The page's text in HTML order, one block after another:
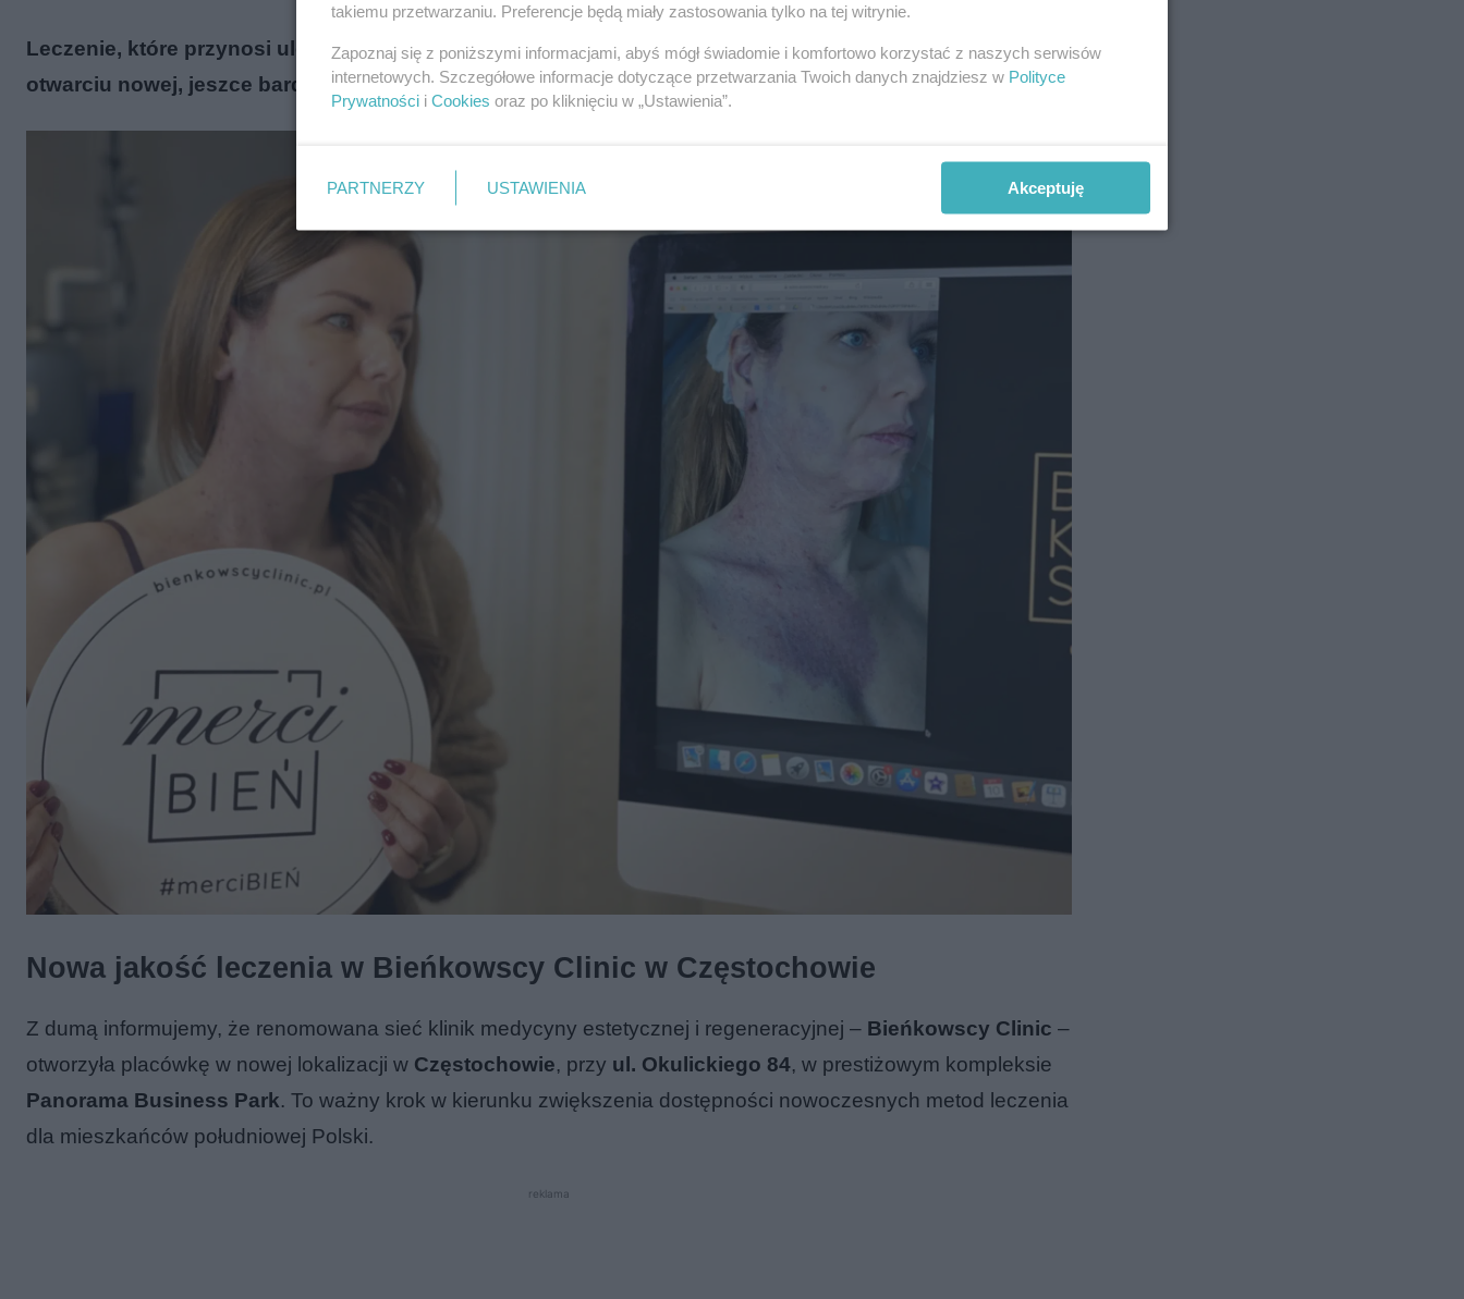
Leczenie, które przynosi ulgę i przywraca pewność siebie – teraz również w Częstochowie dzięki
otwarciu nowej, jeszce bardziej nowoczesnej kliniki Bieńkowscy Clinic.
Nowa jakość leczenia w Bieńkowscy Clinic w Częstochowie
Z dumą informujemy, że renomowana sieć klinik medycyny estetycznej i regeneracyjnej – Bieńkowscy Clinic –
otworzyła placówkę w nowej lokalizacji w Częstochowie, przy ul. Okulickiego 84, w prestiżowym kompleksie
Panorama Business Park. To ważny krok w kierunku zwiększenia dostępności nowoczesnych metod leczenia
dla mieszkańców południowej Polski.
reklama
takiemu przetwarzaniu. Preferencje będą miały zastosowania tylko na tej witrynie.
Zapoznaj się z poniższymi informacjami, abyś mógł świadomie i komfortowo korzystać z naszych serwisów
internetowych. Szczegółowe informacje dotyczące przetwarzania Twoich danych znajdziesz w Polityce
Prywatności i Cookies oraz po kliknięciu w „Ustawienia”.
PARTNERZY USTAWIENIA Akceptuję